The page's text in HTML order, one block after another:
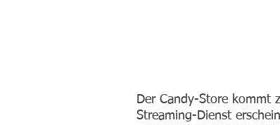
Der Candy-Store kommt
Streaming-Dienst